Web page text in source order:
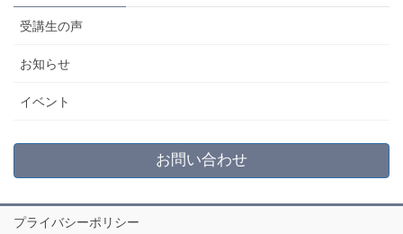
受講生の声
お知らせ
イベント
お問い合わせ
プライバシーポリシー